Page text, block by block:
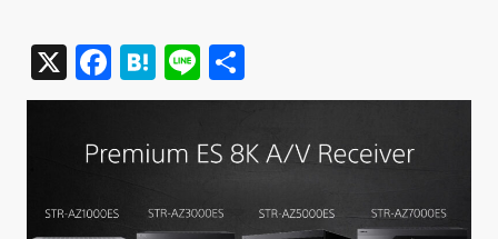
X Facebook
Hatena
Line
有